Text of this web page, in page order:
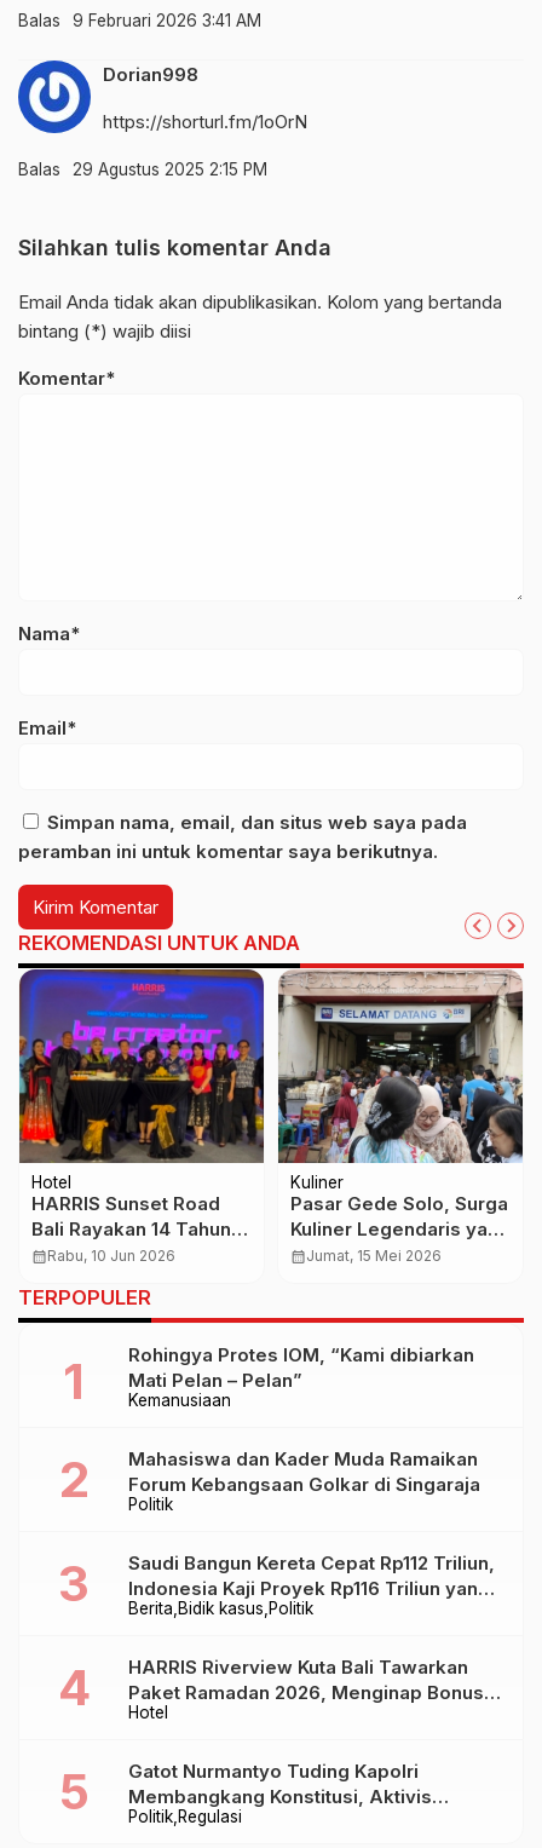
Balas 9 Februari 2026 3:41 AM
Dorian998
https://shorturl.fm/1oOrN
Balas 29 Agustus 2025 2:15 PM
Silahkan tulis komentar Anda
Email Anda tidak akan dipublikasikan. Kolom yang bertanda
bintang (*) wajib diisi
Komentar*
Nama*
Email*
Simpan nama, email, dan situs web saya pada
peramban ini untuk komentar saya berikutnya.
REKOMENDASI UNTUK ANDA
Hotel
HARRIS Sunset Road
Bali Rayakan 14 Tahun
Kiprah, Perkuat
Pelayanan Kreatif
calendar_monthRabu, 10 Jun 2026
Kuliner
Pasar Gede Solo, Surga
Kuliner Legendaris yang
Tetap Bertahan di
calendar_monthJumat, 15 Mei 2026
TERPOPULER
Kemanusiaan
Rohingya Protes IOM, “Kami dibiarkan
Mati Pelan – Pelan”
Politik
Mahasiswa dan Kader Muda Ramaikan
Forum Kebangsaan Golkar di Singaraja
Berita Bidik kasus Politik
Saudi Bangun Kereta Cepat Rp112 Triliun,
Indonesia Kaji Proyek Rp116 Triliun yang
Baru Sampai Bandung
Hotel
HARRIS Riverview Kuta Bali Tawarkan
Paket Ramadan 2026, Menginap Bonus
Takjil hingga Bukber Mulai Rp88.888
Politik Regulasi
Gatot Nurmantyo Tuding Kapolri
Membangkang Konstitusi, Aktivis
Tegaskan Polri Tak Punya Sejarah